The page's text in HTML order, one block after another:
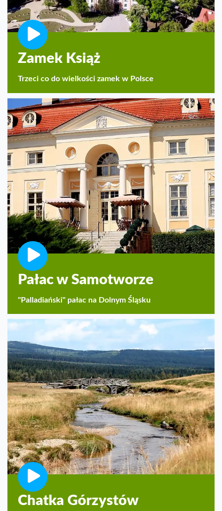
Zamek Książ
Trzeci co do wielkości zamek w Polsce
Pałac w Samotworze
"Palladiański" pałac na Dolnym Śląsku
Chatka Górzystów